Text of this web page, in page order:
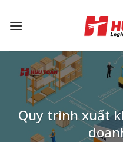
Quy trình xuất